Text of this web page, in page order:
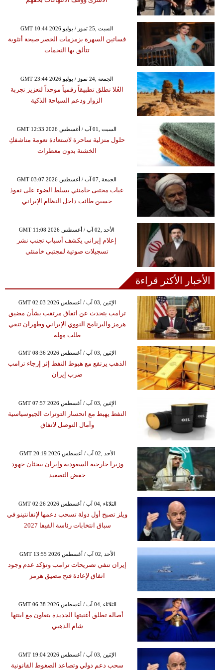
GMT 10:44 2026 السبت ,25 تموز / يوليو
فساتين السهرة بزمزمات الخصر صيحة أنثوية
تتألق بها النجمات
GMT 23:44 2026 الجمعة ,24 تموز / يوليو
العُلا تطلق تطبيقاً رقمياً موحداً لتعزيز تجربة
الزوار ودعم السياحة الذكية
GMT 12:33 2026 السبت ,01 آب / أغسطس
حلول منزلية ساحرة لاستعادة نعومة مناشفكِ
الخشنة بدون معطرات
GMT 03:07 2026 الجمعة ,07 آب / أغسطس
غياب مجتبى خامنئي يسلط الضوء على نفوذ
حسين طائب داخل النظام الإيراني
GMT 11:08 2026 الأحد ,02 آب / أغسطس
إعلام إيراني يكشف أسباب تجنب نشر
تسجيلات صوتية لمجتبى خامنئي
الأخبار الأكثر قراءة
GMT 02:03 2026 الإثنين ,03 آب / أغسطس
ترامب يتحدث عن اتفاق مرتقب بشأن مضيق
هرمز والبرنامج النووي الإيراني وطهران تنفي
طلب مهلة
GMT 08:36 2026 الإثنين ,03 آب / أغسطس
الذهب يرتفع مع هبوط النفط إثر إرجاء ترامب
ضرب إيران
GMT 07:57 2026 الإثنين ,03 آب / أغسطس
النفط يهبط مع انحسار التوترات الجيوسياسية
وآمال التوصل لاتفاق
GMT 20:19 2026 الأحد ,02 آب / أغسطس
وزيرا خارجية السعودية وإيران يبحثان جهود
خفض التصعيد
GMT 02:26 2026 الثلاثاء ,04 آب / أغسطس
ويلز تصبح أول دولة تسحب دعمها لإنفانتينو في
سباق انتخابات رئاسة الفيفا 2027
GMT 13:55 2026 الأحد ,02 آب / أغسطس
إيران تنفي تصريحات ترامب وتؤكد عدم وجود
اتفاق لإعادة فتح مضيق هرمز
GMT 06:38 2026 الثلاثاء ,04 آب / أغسطس
أصالة تطلق أغنيتها الجديدة بتعاون مع ابنتها
شام الذهبي
GMT 19:04 2026 الإثنين ,03 آب / أغسطس
سحب دعم دولي وتصاعد الضغوط القانونية